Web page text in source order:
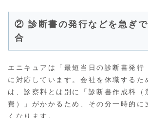
② 診断書の発行などを急ぎ
合
エニキュアは「最短当日の診断書発行
に対応しています。会社を休職するた
は、診察料とは別に「診断書作成料（
費）」がかかるため、その分一時的に
くなります。